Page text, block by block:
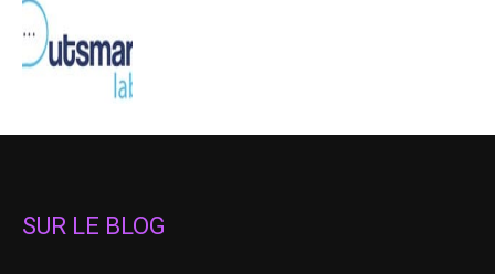
SUR LE BLOG